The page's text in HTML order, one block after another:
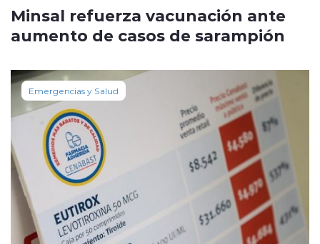
Minsal refuerza vacunación ante
aumento de casos de sarampión
Emergencias y Salud